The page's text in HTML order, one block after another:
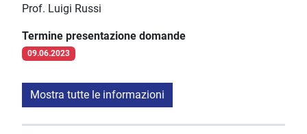
Prof. Luigi Russi
Termine presentazione domande
09.06.2023
Mostra tutte le informazioni